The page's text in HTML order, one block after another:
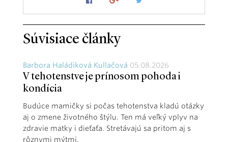
Súvisiace články
Barbora Haládiková Kullačová 05.08.2026
V tehotenstve je prínosom pohoda i
kondícia
Budúce mamičky si počas tehotenstva kladú otázky
aj o zmene životného štýlu. Ten má veľký vplyv na
zdravie matky i dieťaťa. Stretávajú sa pritom aj s
rôznymi mýtmi.